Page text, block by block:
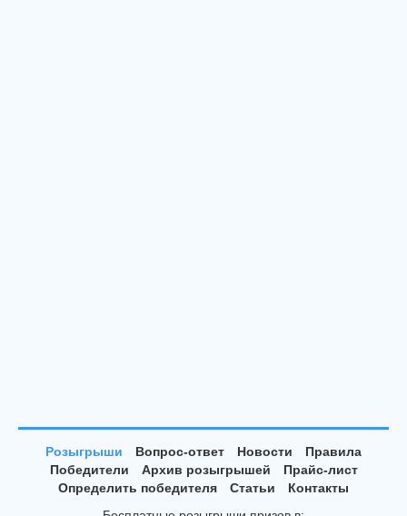
Розыгрыши Вопрос-ответ Новости
Правила
Победители
Архив розыгрышей
Прайс-лист
Определить победителя
Статьи
Контакты